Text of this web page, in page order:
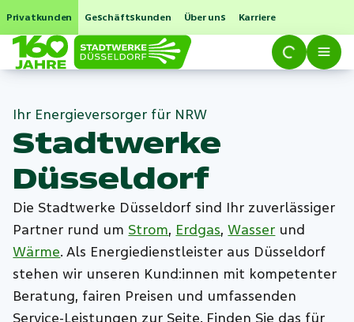
Privatkunden Geschäftskunden Über uns Karriere
Ihr Energieversorger für NRW
Stadtwerke
Düsseldorf
Die Stadtwerke Düsseldorf sind Ihr zuverlässiger
Partner rund um Strom, Erdgas,Wasser und
Wärme. Als Energiedienstleister aus Düsseldorf
stehen wir unseren Kund:innen mit kompetenter
Beratung, fairen Preisen und umfassenden
Service-Leistungen zur Seite. Finden Sie das für